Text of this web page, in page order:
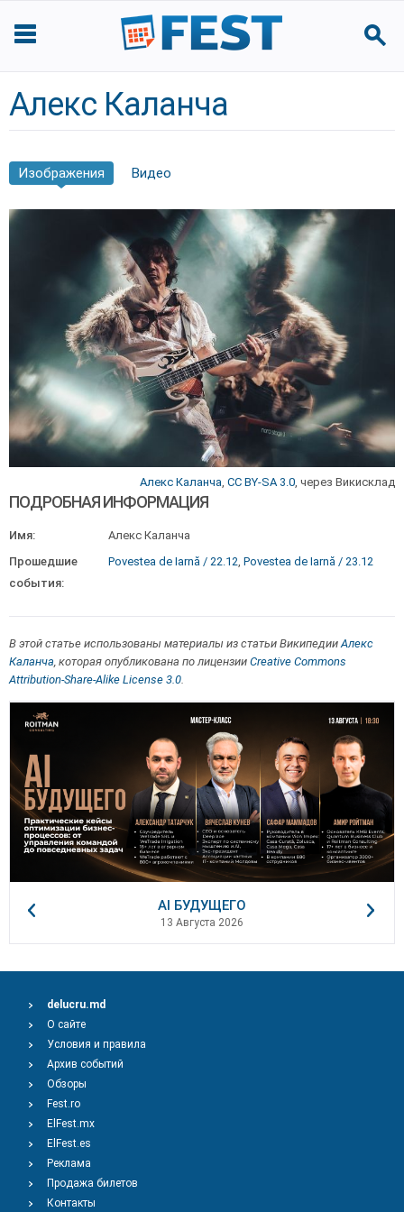
Алекс Каланча
Изображения Видео
Алекс Каланча, CC BY-SA 3.0, через Викисклад
ПОДРОБНАЯ ИНФОРМАЦИЯ
Имя:
Алекс Каланча
Прошедшие
события:
Povestea de Iarnă / 22.12, Povestea de Iarnă / 23.12
В этой статье использованы материалы из статьи ВикипедииАлекс
Каланча, которая опубликована по лицензии Creative Commons
Attribution-Share-Alike License 3.0.
AI БУДУЩЕГО
13 Августа 2026
delucru.md
О сайте
Условия и правила
Архив событий
Обзоры
Fest.ro
ElFest.mx
ElFest.es
Реклама
Продажа билетов
Контакты